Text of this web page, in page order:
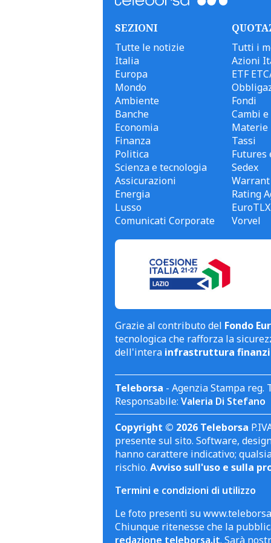
SEZIONI
Tutte le notizie
Italia
Europa
Mondo
Ambiente
Banche
Economia
Finanza
Politica
Scienza e tecnologia
Assicurazioni
Energia
Lusso
Comunicati Corporate
Tutti i
Azioni
ETF
Fondi
Cambi
Materie
Tassi
Futures
Sedex
Warrant
Rating
EuroTLX
Vorvel
Grazie al contributo del Fondo
tecnologica che rafforza la
dell'intera infrastruttura
Teleborsa - Agenzia Stampa
Responsabile: Valeria Di Stefano
Copyright © 2026 Teleborsa
presente sul sito. Software,
hanno carattere indicativo;
rischio. Avviso sull'uso e sulla
Termini e condizioni di utilizzo
Le foto presenti su
Chiunque ritenesse che la
redazione teleborsa.it. Sarà